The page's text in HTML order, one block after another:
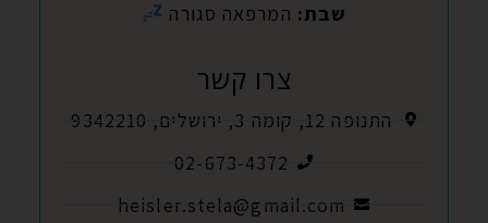
שבת: המרפאה סגורה
צרו קשר
התנופה 12, קומה 3, ירושלים, 9342210
02-673-4372
heisler.stela@gmail.com